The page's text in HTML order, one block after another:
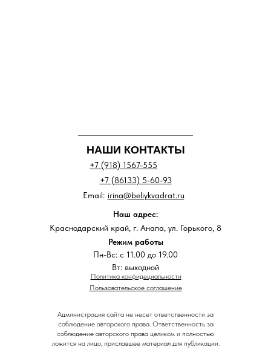
Политика конфидециальности
Пользовательское соглашение
НАШИ КОНТАКТЫ
+7 (918) 1567-555
+7 (86133) 5-60-93
Наш адрес:
Краснодарский край, г. Анапа, ул. Горького, 8
Администрация сайта не несет ответственности за
соблюдение авторского права. Ответственность за
соблюдение авторского права целиком и полностью
ложится на лицо, приславшее материал для публикации.
Режим работы
Пн-Вс: с 11.00 до 19.00
Вт: выходной
irina@beliykvadrat.ru
Email: